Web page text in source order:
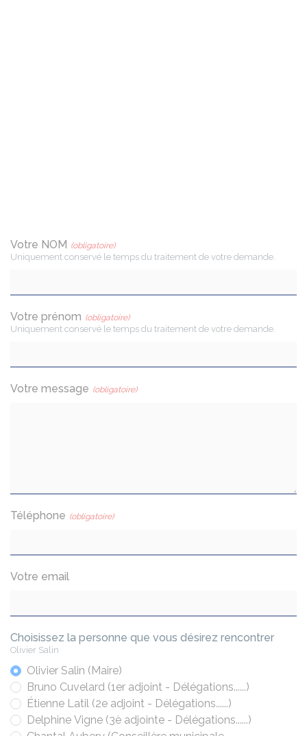
Votre NOM (obligatoire)
Uniquement conservé le temps du traitement de votre demande.
Votre prénom (obligatoire)
Uniquement conservé le temps du traitement de votre demande.
Votre message (obligatoire)
Téléphone (obligatoire)
Votre email
Choisissez la personne que vous désirez rencontrer
Olivier Salin
Olivier Salin (Maire)
Bruno Cuvelard (1er adjoint - Délégations......)
Étienne Latil (2e adjoint - Délégations......)
Delphine Vigne (3è adjointe - Délégations......)